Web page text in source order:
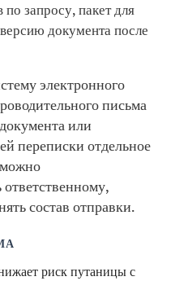
запросу, пакет для
документа после
электронного
письма
или
переписки отдельное
ответственному,
состав отправки.
риск путаницы с